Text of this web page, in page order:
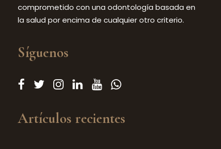
comprometido con una odontología basada en
la salud por encima de cualquier otro criterio.
Síguenos
Artículos recientes